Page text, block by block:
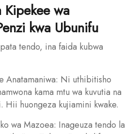
Kipekee wa
kwa Ubunifu
tendo, ina faida kubwa
Anatamaniwa: Ni uthibitisho
kama mtu wa kuvutia na
Hii huongeza kujiamini kwake.
wa Mazoea: Inageuza tendo la